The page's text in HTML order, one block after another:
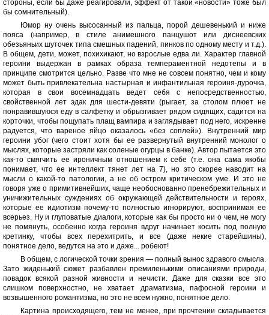
стороны, если бы даже реагировали, эффект от такой «новости» тоже был
бы сомнительный).
Юмор ну очень высосанный из пальца, порой дешевенький и ниже
пояса (например, в стиле анимешного панцушот или диснеевских
обезьяньих шуточек типа смешных падений, пинков по одному месту и т.д.).
В общем, дети, может, похихикают, но взрослые едва ли. Характер главной
героини выдержан в рамках образа темпераментной недотепы и в
принципе смотрится цельно. Разве что мне не совсем понятно, чем и кому
может быть привлекательна настырная и инфантильная героиня-дурочка,
которая в свои восемнадцать ведет себя с непосредственностью,
свойственной лет эдак для шести-девяти (рыгает, за столом плюет не
понравившуюся еду в салфетку и обрызгивает рядом сидящих, садится на
корточки, чтобы пощупать плащ вампира и заглядывает под него, искренне
радуется, что вареное яйцо оказалось «без соплей»). Внутренний мир
героини убог (чего стоит хотя бы ее развернутый внутренний монолог о
мыслях, которые застряли как соленые огурцы в банке). Автор пытается это
как-то смягчить ее ироничным отношением к себе (т.е. она сама якобы
понимает, что ее интеллект тянет лет на 7), но это скорее наводит на
мысли о какой-то патологии, а не об остром критическом уме. И это не
говоря уже о примитивнейших, чаще необоснованно пренебрежительных и
уничижительных суждениях об окружающей действительности и героях,
которые ее идиотизм почему-то полностью игнорируют, воспринимая ее
всерьез. Ну и глуповатые диалоги, которые как бы просто ни о чем, не могу
не помянуть, особенно когда героиня вдруг начинает косить под полную
кретинку, чтобы всех перехитрить, и все (даже некие старейшины),
понятное дело, ведутся на это и даже... робеют!
В общем, с логической точки зрения — полный вынос здравого смысла.
Зато жиденький сюжет разбавлен премиленькими описаниями природы,
повадок всякой разной живности и нечисти. Даже для сказки все это
слишком поверхностно, не хватает драматизма, пафосной героики и
возвышенного романтизма, но это не всем нужно, понятное дело.
Картина происходящего, тем не менее, при прочтении складывается